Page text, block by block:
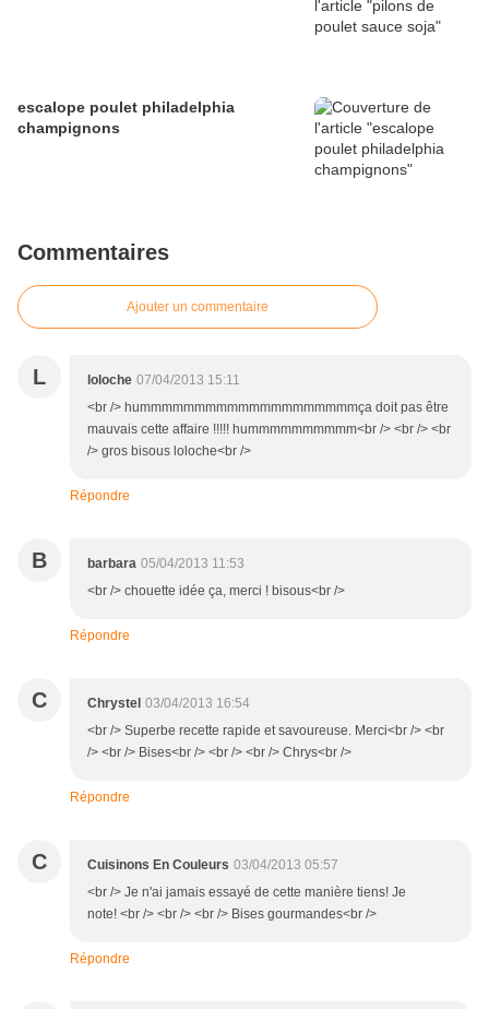
escalope poulet philadelphia
champignons
Commentaires
Ajouter un commentaire
L loloche 07/04/2013 15:11
<br /> hummmmmmmmmmmmmmmmmmmmça doit pas être
mauvais cette affaire !!!!! hummmmmmmmmm<br /> <br /> <br
/> gros bisous loloche<br />
Répondre
B barbara 05/04/2013 11:53
<br /> chouette idée ça, merci ! bisous<br />
Répondre
C Chrystel 03/04/2013 16:54
<br /> Superbe recette rapide et savoureuse. Merci<br /> <br
/> <br /> Bises<br /> <br /> <br /> Chrys<br />
Répondre
C Cuisinons En Couleurs 03/04/2013 05:57
<br /> Je n'ai jamais essayé de cette manière tiens! Je
note! <br /> <br /> <br /> Bises gourmandes<br />
Répondre